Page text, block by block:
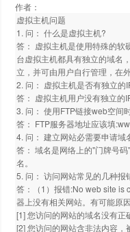
作者：
虚拟主机问题
1. 问： 什么是虚拟主机?
答： 虚拟主机是使用特殊的软
台虚拟主机都具有独立的域名
立，并可由用户自行管理，在
2. 问： 虚拟主机是否有独立的
答： 虚拟主机用户没有独立的
3. 问： 使用FTP链接web空间
答： FTP服务器地址应该填
4. 问： 建立网站必需要申请域
答： 域名是网络上的"门牌号
名。
5. 问： 访问网站常见的几种报
答：（1）报错:No web site is
器上没有相关网站。有可能原
[1] 您访问的网站的域名没有
[2] 您访问的网站含非法内容，